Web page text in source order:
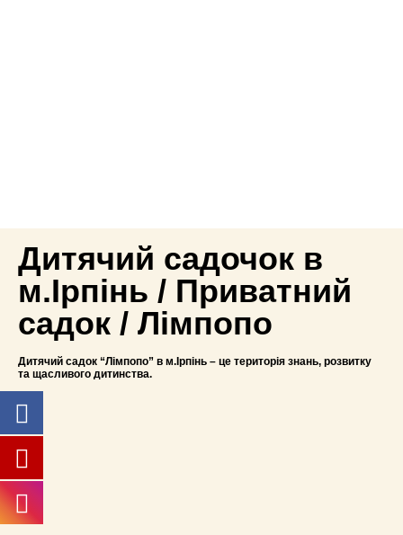
Дитячий садочок в
м.Ірпінь / Приватний
садок / Лімпопо
Дитячий садок “Лімпопо” в м.Ірпінь – це територія знань, розвитку
та щасливого дитинства.